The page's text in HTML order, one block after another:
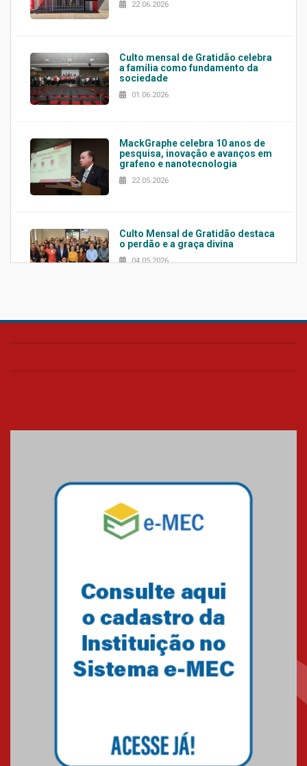
22.06.2026
Culto mensal de Gratidão celebra
a família como fundamento da
sociedade
01.06.2026
MackGraphe celebra 10 anos de
pesquisa, inovação e avanços em
grafeno e nanotecnologia
22.05.2026
Culto Mensal de Gratidão destaca
o perdão e a graça divina
04.05.2026
Confira como foi o culto mensal
Mackenzie mobiliza campanha
solidária para apoiar famílias em
Minas Gerais
Primeiro culto do ano ressalta o
27.02.2026